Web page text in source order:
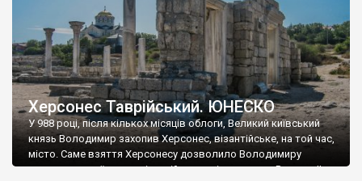
Херсонес Таврійський. ЮНЕСКО
У 988 році, після кількох місяців облоги, Великий київський
князь Володимир захопив Херсонес, візантійське, на той час,
місто. Саме взяття Херсонесу дозволило Володимиру
диктувати свої умови візантійському імператору Василю ІІ, та